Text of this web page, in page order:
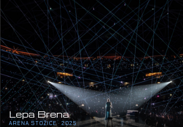
Lepa Brena
ARENA STOŽICE · 2025